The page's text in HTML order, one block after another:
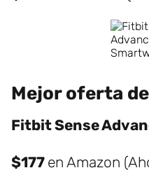
Mejor oferta
Fitbit Sense
$177 en Amazon